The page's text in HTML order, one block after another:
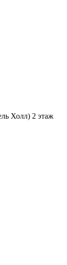
Холл) 2 этаж